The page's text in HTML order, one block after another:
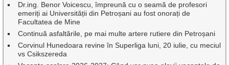
Dr.ing. Benor Voicescu, împreună cu o seamă de profesori
emeriți ai Universității din Petroșani au fost onorați de
Facultatea de Mine
Continuă asfaltările, pe mai multe artere rutiere din Petroșani
Corvinul Hunedoara revine în Superliga luni, 20 iulie, cu meciul
vs Csikszereda